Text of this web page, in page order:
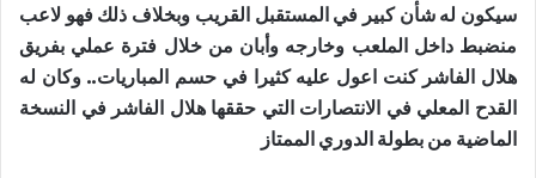
سيكون له شأن كبير في المستقبل القريب وبخلاف ذلك فهو لاعب
منضبط داخل الملعب وخارجه وأبان من خلال فترة عملي بفريق
هلال الفاشر كنت اعول عليه كثيرا في حسم المباريات.. وكان له
القدح المعلي في الانتصارات التي حققها هلال الفاشر في النسخة
الماضية من بطولة الدوري الممتاز